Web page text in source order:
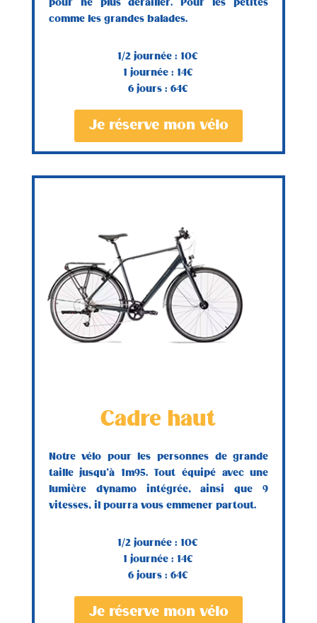
pour ne plus dérailler. Pour les petites
comme les grandes balades.
1/2 journée : 10€
1 journée : 14€
6 jours : 64€
Je réserve mon vélo
Cadre haut
Notre vélo pour les personnes de grande
taille jusqu’à 1m95. Tout équipé avec une
lumière dynamo intégrée, ainsi que 9
vitesses, il pourra vous emmener partout.
1/2 journée : 10€
1 journée : 14€
6 jours : 64€
Je réserve mon vélo